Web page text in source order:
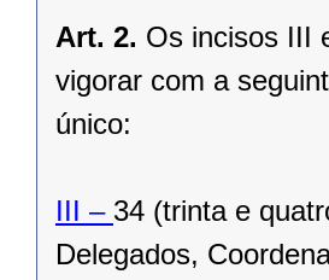
Art. 2. Os incisos III
vigorar com a
único:
III – 34 (trinta e
Delegados,